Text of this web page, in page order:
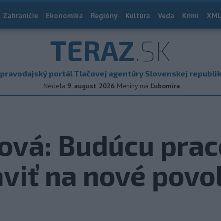
Zahraničie Ekonomika Regióny Kultúra Veda Krimi
TERAZ.SK
portál Tlačovej agentúry Slovenskej
Nedela 9. august 2026 Meniny má Ľubomíra
Budúcu
na nové